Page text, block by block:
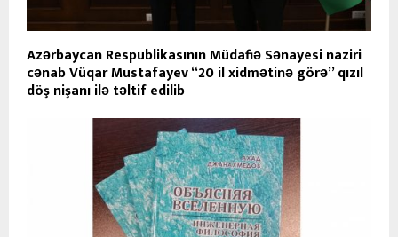
Azərbaycan Respublikasının Müdafiə Sənayesi naziri
cənab Vüqar Mustafayev “20 il xidmətinə görə” qızıl
döş nişanı ilə təltif edilib